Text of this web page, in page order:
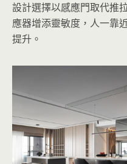
設計選擇以感應門取代推
應器增添靈敏度，人一靠
提升。